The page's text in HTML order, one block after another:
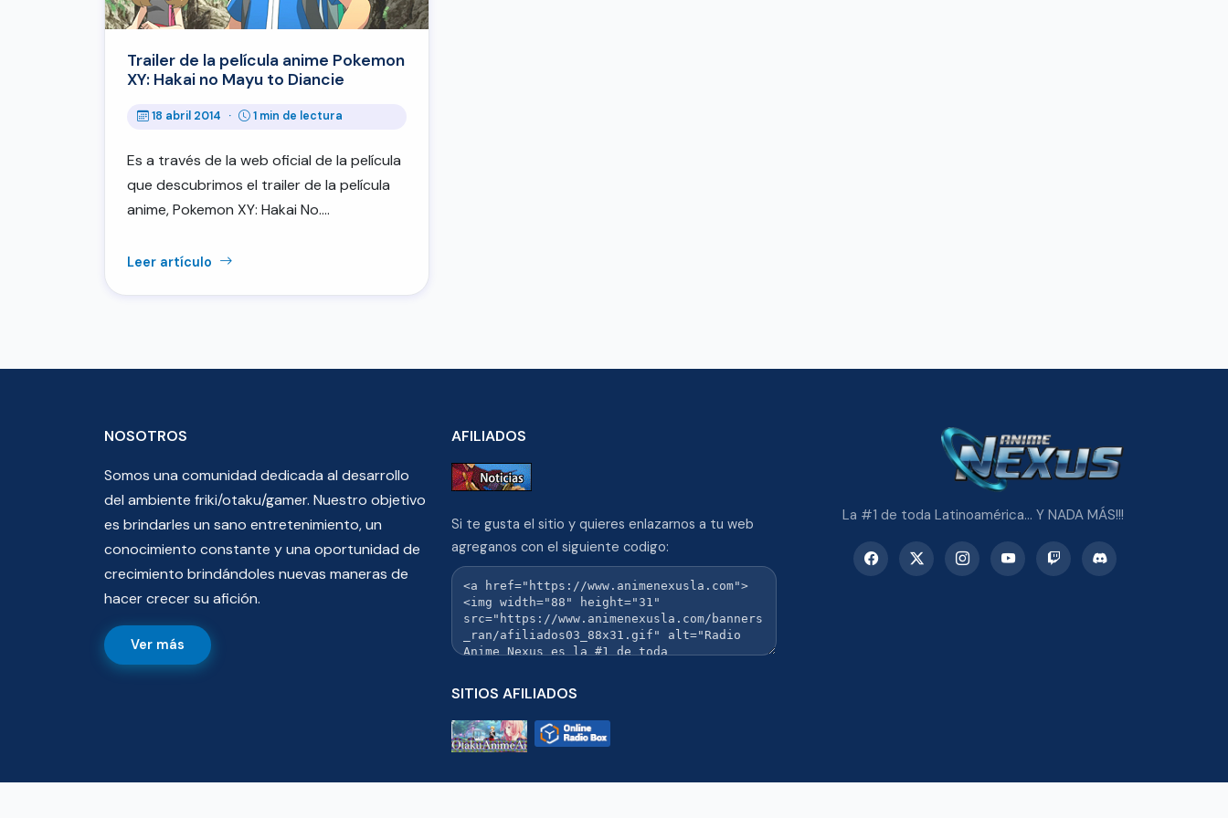
Trailer de la película anime Pokemon
XY: Hakai no Mayu to Diancie
18 abril 2014 · 1 min de lectura
Es a través de la web oficial de la película
que descubrimos el trailer de la película
anime, Pokemon XY: Hakai No.…
Leer artículo
NOSOTROS
Somos una comunidad dedicada al desarrollo
del ambiente friki/otaku/gamer. Nuestro objetivo
es brindarles un sano entretenimiento, un
conocimiento constante y una oportunidad de
crecimiento brindándoles nuevas maneras de
hacer crecer su afición.
Ver más
AFILIADOS
Si te gusta el sitio y quieres enlazarnos a tu web
agreganos con el siguiente codigo:
SITIOS AFILIADOS
La #1 de toda Latinoamérica... Y NADA MÁS!!!